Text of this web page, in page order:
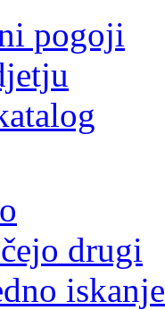
pogoji
drugi
iskanje